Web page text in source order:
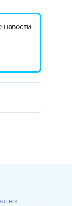
новости